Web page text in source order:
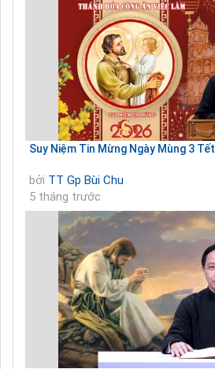
Suy Niệm Tin Mừng Ngày Mùng 3 Tết
bởi TT Gp Bùi Chu
5 tháng trước